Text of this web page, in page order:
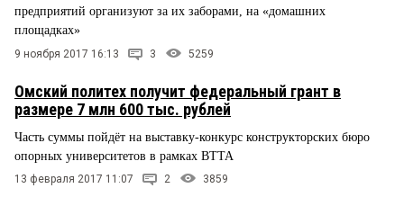
предприятий организуют за их заборами, на «домашних
площадках»
9 ноября 2017 16:13 3 5259
Омский политех получит федеральный грант в
размере 7 млн 600 тыс. рублей
Часть суммы пойдёт на выставку-конкурс конструкторских бюро
опорных университетов в рамках ВТТА
13 февраля 2017 11:07 2 3859